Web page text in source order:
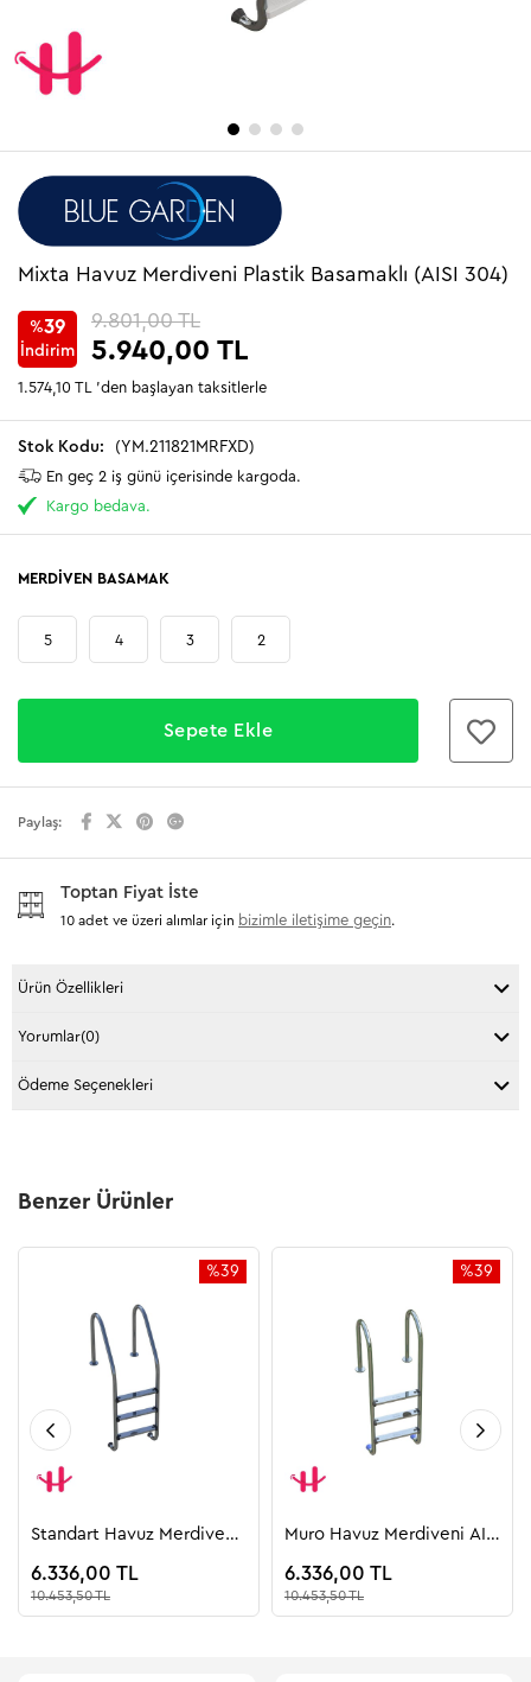
Mixta Havuz Merdiveni Plastik Basamaklı (AISI 304)
%39
İndirim
9.801,00 TL
5.940,00 TL
1.574,10 TL 'den başlayan taksitlerle
(YM.211821MRFXD)
En geç 2 iş günü içerisinde kargoda.
Kargo bedava.
MERDIVEN BASAMAK
5 4 3 2
Paylaş:
Toptan Fiyat İste
10 adet ve üzeri alımlar için bizimle iletişime geçin.
Ürün Özellikleri
Yorumlar(0)
Ödeme Seçenekleri
Benzer Ürünler
Standart Havuz Merdiveni
6.336,00 TL
10.453,50 TL
%39
Muro Havuz Merdiveni AISI
6.336,00 TL
10.453,50 TL
%39